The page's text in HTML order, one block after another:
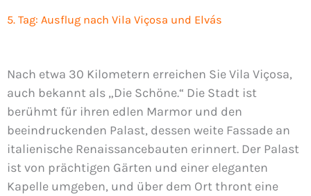
5. Tag: Ausflug nach Vila Viçosa und Elvás
Nach etwa 30 Kilometern erreichen Sie Vila Viçosa,
auch bekannt als „Die Schöne.“ Die Stadt ist
berühmt für ihren edlen Marmor und den
beeindruckenden Palast, dessen weite Fassade an
italienische Renaissancebauten erinnert. Der Palast
ist von prächtigen Gärten und einer eleganten
Kapelle umgeben, und über dem Ort thront eine